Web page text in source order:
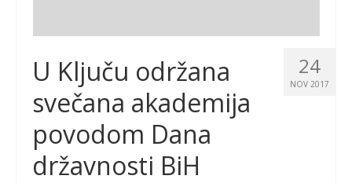
24
NOV 2017
U Ključu održana
svečana akademija
povodom Dana
državnosti BiH